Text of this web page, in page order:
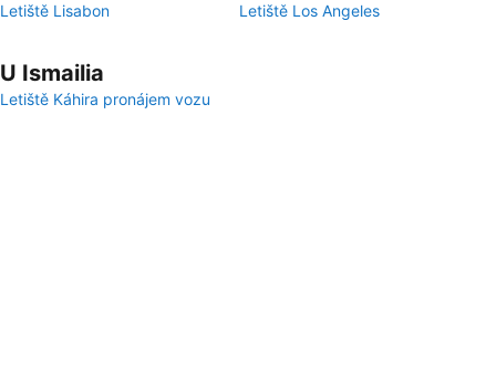
Letiště Lisabon
Letiště Los Angeles
U Ismailia
Letiště Káhira pronájem vozu